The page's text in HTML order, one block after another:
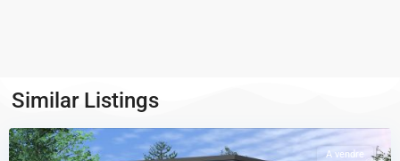
Similar Listings
A vendre